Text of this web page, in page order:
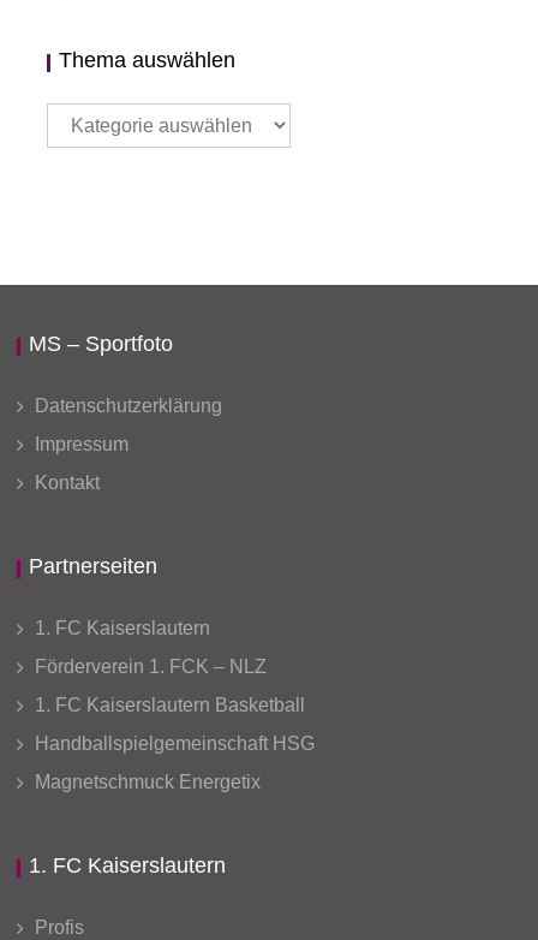
Thema auswählen
Thema
auswählen
MS – Sportfoto
Datenschutzerklärung
Impressum
Kontakt
Partnerseiten
1. FC Kaiserslautern
Förderverein 1. FCK – NLZ
1. FC Kaiserslautern Basketball
Handballspielgemeinschaft HSG
Magnetschmuck Energetix
1. FC Kaiserslautern
Profis